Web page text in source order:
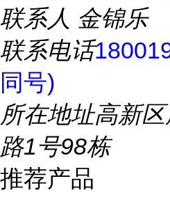
联系人 金锦乐
联系电话
同号)
所在地址高新
路1号98栋
推荐产品